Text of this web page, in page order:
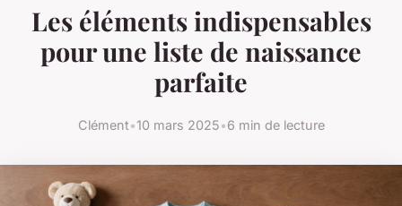
Les éléments indispensables
pour une liste de naissance
parfaite
Clément•10 mars 2025•6 min de lecture